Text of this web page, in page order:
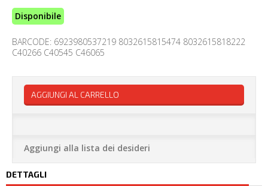
Disponibile
BARCODE: 6923980537219 8032615815474 8032615818222
C40266 C40545 C46065
AGGIUNGI AL CARRELLO
Aggiungi alla lista dei desideri
DETTAGLI